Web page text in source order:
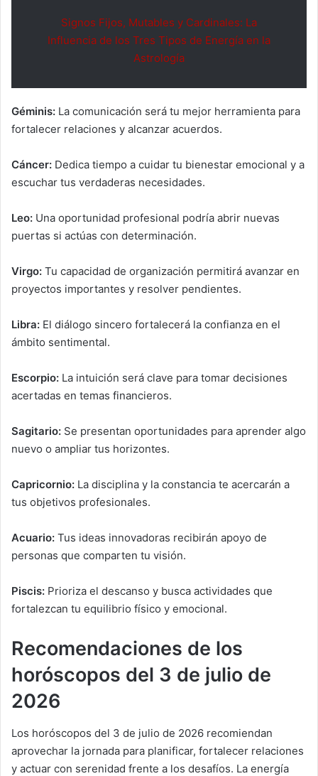
Signos Fijos, Mutables y Cardinales: La
Influencia de los Tres Tipos de Energía en la
Astrología
Géminis: La comunicación será tu mejor herramienta para
fortalecer relaciones y alcanzar acuerdos.
Cáncer: Dedica tiempo a cuidar tu bienestar emocional y a
escuchar tus verdaderas necesidades.
Leo: Una oportunidad profesional podría abrir nuevas
puertas si actúas con determinación.
Virgo: Tu capacidad de organización permitirá avanzar en
proyectos importantes y resolver pendientes.
Libra: El diálogo sincero fortalecerá la confianza en el
ámbito sentimental.
Escorpio: La intuición será clave para tomar decisiones
acertadas en temas financieros.
Sagitario: Se presentan oportunidades para aprender algo
nuevo o ampliar tus horizontes.
Capricornio: La disciplina y la constancia te acercarán a
tus objetivos profesionales.
Acuario: Tus ideas innovadoras recibirán apoyo de
personas que comparten tu visión.
Piscis: Prioriza el descanso y busca actividades que
fortalezcan tu equilibrio físico y emocional.
Recomendaciones de los
horóscopos del 3 de julio de
2026
Los horóscopos del 3 de julio de 2026 recomiendan
aprovechar la jornada para planificar, fortalecer relaciones
y actuar con serenidad frente a los desafíos. La energía